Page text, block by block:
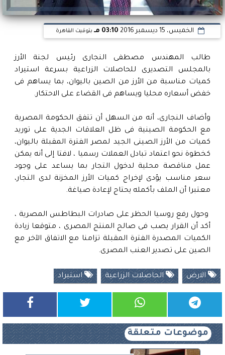
الخميس، 15 ديسمبر 2016 03:10 مـ بتوقيت القاهرة
طالب المهندس مصطفى النجارى رئيس لجنة الأرز
بالمجلس التصديرى للحاصلات الزراعية بسرعة استيراد
كميات مناسبة من الأرز من الصين باليوان، بما يساهم فى
خفض أسعاره محليا ويساهم فى القضاء على الاحتكار.
وأضاف النجارى، أنه من السهل أن تتفق الحكومة المصرية
مع الحكومة الصينية فى ظل العلاقات الجدية على توريد
كميات من الأرز الصينى الجيد لمصر الفترة المقبلة باليوان،
كخطوة نحو اعتماد تبادل العملات رسميا ، لافتا إلى أنه يمكن
عمل مناقصة محلية لدخول التجار بما يساعد على وجود
سعر مناسب يؤدى لإخراج كميات الأرز المخزنة لدى التجار،
معتبرا أن الملف بأكمله يحتاج لإعادة صياغة.
وحول رفع روسيا الحظر على صادرات البطاطس المصرية ،
أكد أن القرار يصب فى صالح المنتج المصرى ، متوقعا زيادة
الكميات المصدرة الفترة المقبلة تزامنا مع الاتفاق الآخر مع
الصين على تصدير العنب المصرى.
الارض الحاصلات الزراعية استيراد
موضوعات متعلقة